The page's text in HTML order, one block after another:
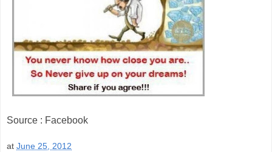
Source : Facebook
at June 25, 2012